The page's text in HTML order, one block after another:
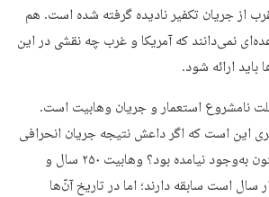
از جریان تکفیر نادیده گرفته شده است. هم
نمی‌دانند که آمریکا و غرب چه نقشی در این
باید ارائه شود.
نامشروع استعمار و جریان وهابیت است.
این است که اگر داعش نتیجه جریان انحرافی
در اسلام است، چرا تا کنون به‌وجود نیامده بود؟ وهابیت ۲۵۰ سال و
است سابقه دارند؛ اما در تاریخ آن‌ّها